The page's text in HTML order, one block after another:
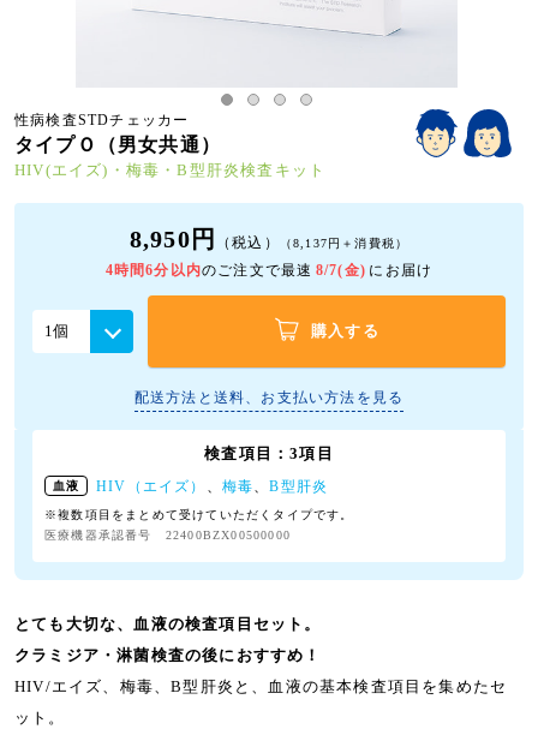
性病検査STDチェッカー
タイプＯ（男女共通）
HIV(エイズ)・梅毒・B型肝炎検査キット
8,950円 （税込） （8,137円＋消費税）
4時間6分以内のご注文で最速 8/7(金) にお届け
購入する
配送方法と送料、お支払い方法を見る
検査項目：3項目
血液 HIV（エイズ） 梅毒 、B型肝炎
※複数項目をまとめて受けていただくタイプです。
医療機器承認番号 22400BZX00500000
とても大切な、血液の検査項目セット。
クラミジア・淋菌検査の後におすすめ！
HIV/エイズ、梅毒、B型肝炎と、血液の基本検査項目を集めたセ
ット。